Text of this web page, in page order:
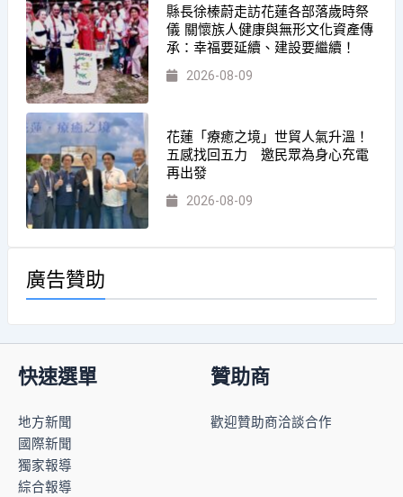
縣長徐榛蔚走訪花蓮各部落歲時祭
儀 關懷族人健康與無形文化資產傳
承：幸福要延續、建設要繼續！
2026-08-09
花蓮「療癒之境」世貿人氣升溫！
五感找回五力 邀民眾為身心充電
再出發
2026-08-09
廣告贊助
快速選單
地方新聞
國際新聞
獨家報導
綜合報導
贊助商
歡迎贊助商洽談合作